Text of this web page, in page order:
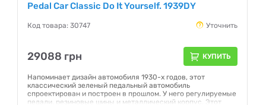
Pedal Car Classic Do It Yourself. 1939DY
Код товара: 30747 Уточнить
29088 грн КУПИТЬ
Напоминает дизайн автомобиля 1930-х годов, этот
классический зеленый педальный автомобиль
спроектирован и построен в прошлом. У него регулируемые
педали, резиновые шины и металлический корпус. Этот